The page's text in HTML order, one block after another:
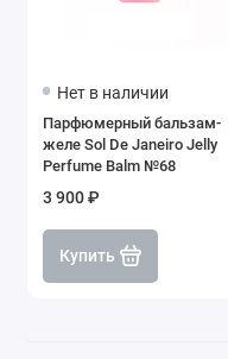
Нет в наличии
Парфюмерный бальзам-
желе Sol De Janeiro Jelly
Perfume Balm №68
3 900 ₽
Купить